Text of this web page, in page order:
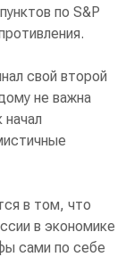
по S&P
свой второй
не важна
в том, что
в экономике
сами по себе